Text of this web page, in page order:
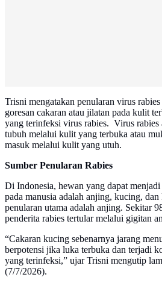
Trisni mengatakan penularan virus
goresan cakaran atau jilatan pada kulit
yang terinfeksi virus rabies. Virus rabies
tubuh melalui kulit yang terbuka atau
masuk melalui kulit yang utuh.
Sumber Penularan Rabies
Di Indonesia, hewan yang dapat
pada manusia adalah anjing, kucing,
penularan utama adalah anjing. Sekitar
penderita rabies tertular melalui gigitan
“Cakaran kucing sebenarnya jarang
berpotensi jika luka terbuka dan terjadi
yang terinfeksi,” ujar Trisni mengutip
(7/7/2026).